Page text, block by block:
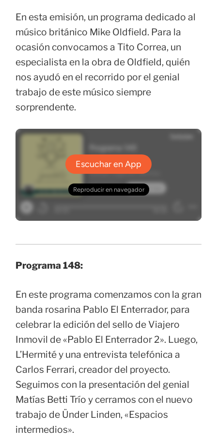
En esta emisión, un programa dedicado al
músico británico Mike Oldfield. Para la
ocasión convocamos a Tito Correa, un
especialista en la obra de Oldfield, quién
nos ayudó en el recorrido por el genial
trabajo de este músico siempre
sorprendente.
Programa 148:
En este programa comenzamos con la gran
banda rosarina Pablo El Enterrador, para
celebrar la edición del sello de Viajero
Inmovil de «Pablo El Enterrador 2». Luego,
L’Hermité y una entrevista telefónica a
Carlos Ferrari, creador del proyecto.
Seguimos con la presentación del genial
Matías Betti Trío y cerramos con el nuevo
trabajo de Ünder Linden, «Espacios
intermedios».